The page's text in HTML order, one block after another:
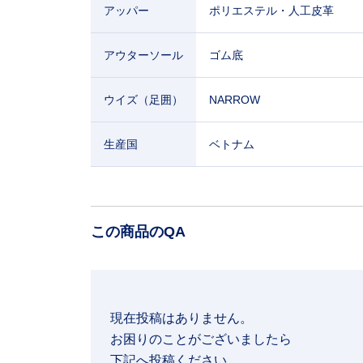
アッパー ポリエステル・人工皮革
アウターソール ゴム底
ウイズ（足囲） NARROW
生産国 ベトナム
この商品のQA
現在投稿はありません。
お困りのことがございましたら
下記へ投稿ください。